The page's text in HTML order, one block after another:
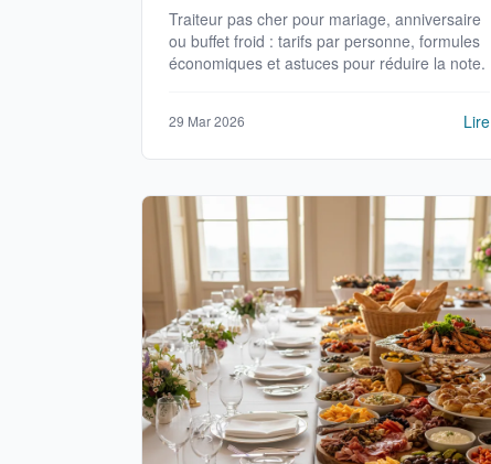
Traiteur pas cher pour mariage, anniversaire
ou buffet froid : tarifs par personne, formules
économiques et astuces pour réduire la note.
29 Mar 2026 Lire